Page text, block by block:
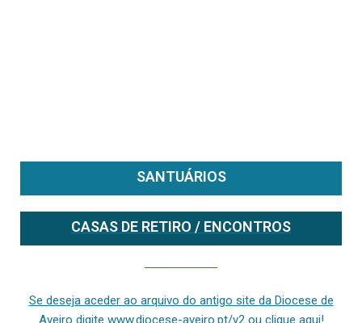
SANTUÁRIOS
CASAS DE RETIRO / ENCONTROS
Se deseja aceder ao arquivo do antigo site da Diocese de
Aveiro digite www.diocese-aveiro.pt/v2 ou clique aqui!